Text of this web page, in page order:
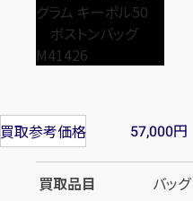
買取参考価格 57,000円
買取品目
バッグ